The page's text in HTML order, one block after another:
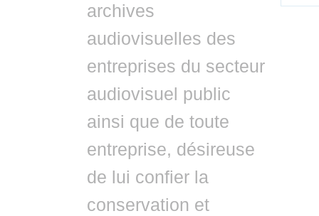
archives
audiovisuelles des
entreprises du secteur
audiovisuel public
ainsi que de toute
entreprise, désireuse
de lui confier la
conservation et